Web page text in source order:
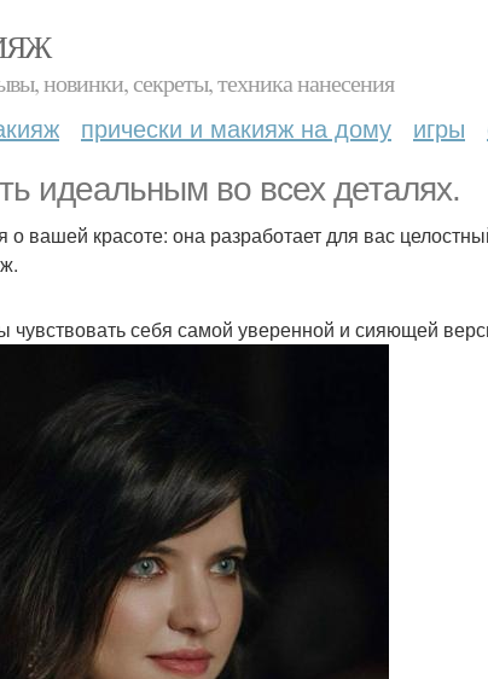
новинки, секреты, техника нанесения
прически и макияж на дому игры
идеальным во всех деталях.
вашей красоте: она разработает для вас
чувствовать себя самой уверенной и сияющей